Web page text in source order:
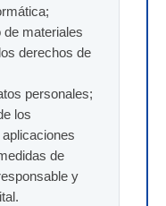
materiales
derechos de
personales;
los
de
y